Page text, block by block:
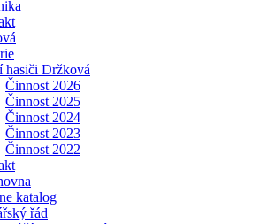
hasiči Držková
Činnost 2026
Činnost 2025
Činnost 2024
Činnost 2023
Činnost 2022
katalog
řád